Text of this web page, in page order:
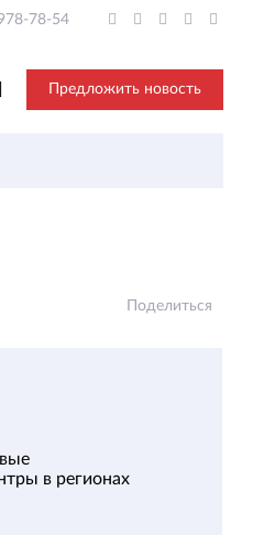
78-54
Предложить новость
Поделиться
в регионах